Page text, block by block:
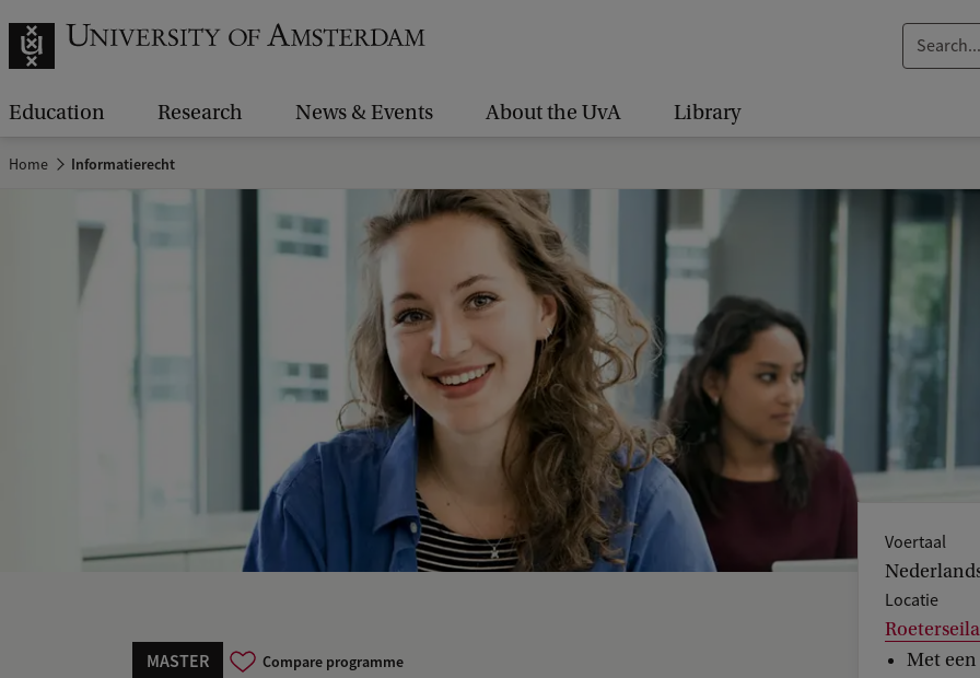
e
h
.
Education Research News & Events About the UvA Library
Home Informatierecht
MASTER Compare programme
Voertaal
Locatie
Met